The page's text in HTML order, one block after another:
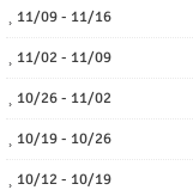
11/09 - 11/16
11/02 - 11/09
10/26 - 11/02
10/19 - 10/26
10/12 - 10/19